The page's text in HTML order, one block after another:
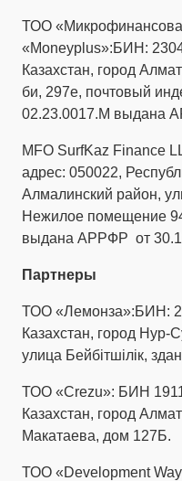
ТОО
«Moneyplus»:БИН:
Казахстан, город
би, 297е, почтовый
02.23.0017.M выдана
MFO SurfKaz Finance
адрес: 050022,
Алмалинский район,
Нежилое помещение
выдана АРРФР от
Партнеры
ТОО «Лемонза»:БИН:
Казахстан, город Нур-
улица Бейбітшілік,
ТОО «Crezu»: БИН
Казахстан, город
Макатаева, дом 127Б.
ТОО «Development